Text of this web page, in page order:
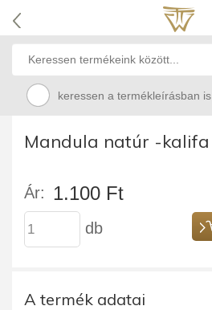
keressen a termékleírásban is
Mandula natúr -kalifa
Ár: 1.100 Ft
db
A termék adatai